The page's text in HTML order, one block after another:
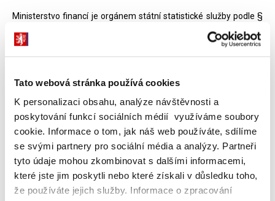
Tato webová stránka používá cookies
K personalizaci obsahu, analýze návštěvnosti a
poskytování funkcí sociálních médií využíváme soubory
cookie. Informace o tom, jak náš web používáte, sdílíme
se svými partnery pro sociální média a analýzy. Partneři
tyto údaje mohou zkombinovat s dalšími informacemi,
které jste jim poskytli nebo které získali v důsledku toho,
že používáte jejich služby. Informace o zpracování
Ministerstvo financí je orgánem státní statistické služby podle §
3 odst. 5 zákona č. 89/1995 Sb., o státní statistické službě, ve
znění pozdějších předpisů.
webových stránkách Českého statistického úřadu (dále jen
„ČSÚ“).
Státní statistická služba ČR - informace k produkci statistik
na národní úrovni
Evropský statistický systém- informace k produkci statistik
na evropské úrovni